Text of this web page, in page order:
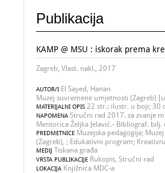
Publikacija
KAMP @ MSU : iskorak prema
Zagreb, Vlast. nakl., 2017
AUTOR/I El Sayed, Hanan
Muzej suvremene umjetnosti (Zagreb)
MATERIJALNI OPIS 22 str.: ilustr. u boji; 30
NAPOMENA Stručni rad 2017. za zvanje
Mentorica Željka Jelavić.- Bibliograf.
PREDMETNICE Muzejska pedagogija;
(Zagreb), ; Edukativni program;
MEDIJ Tiskana građa
VRSTA PUBLIKACIJE Rukopis, Stručni rad
LOKACIJA Knjižnica MDC-a